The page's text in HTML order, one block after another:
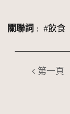
關聯詞 : #飲食
第一頁